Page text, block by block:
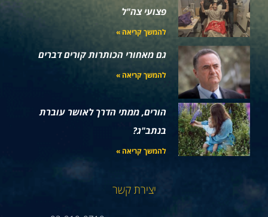
פצועי צה"ל
להמשך קריאה »
גם מאחורי הכותרות קורים דברים
להמשך קריאה »
הורים, ממתי הדרך לאושר עוברת
בנתב"ג?
להמשך קריאה »
יצירת קשר